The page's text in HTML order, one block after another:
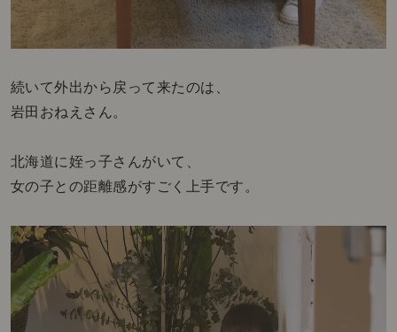
続いて外出から戻って来たのは、
岩田おねえさん。
北海道に姪っ子さんがいて、
女の子との距離感がすごく上手です。